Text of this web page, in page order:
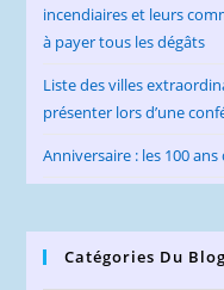
incendiaires et leurs
à payer tous les dégâts
Liste des villes
présenter lors d’une
Anniversaire : les 100
Catégories Du Blog